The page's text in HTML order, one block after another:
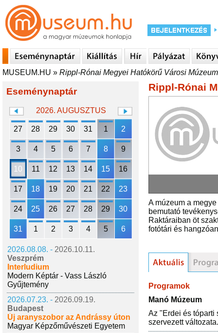
MUSEUM.HU » Rippl-Rónai Megyei Hatókörű Városi
Eseménynaptár
2026. AUGUSZTUS
27 28 29 30 31 1 2
3 4 5 6 7 8 9
10 11 12 13 14 15 16
17 18 19 20 21 22 23
24 25 26 27 28 29 30
31 1 2 3 4 5 6
2026.08.08. - 2026.10.11.
Veszprém
Interludium
Modern Képtár - Vass László
Gyűjtemény
2026.07.23. - 2026.09.19.
Budapest
Új aranyszobor az Andrássy úton
Magyar Képzőművészeti Egyetem
Rippl-Rónai
A múzeum a
bemutató
Raktáraiban öt
fotótári és
Programok
Manó Múzeum
Az "Erdei és tóparti
szervezett változata.